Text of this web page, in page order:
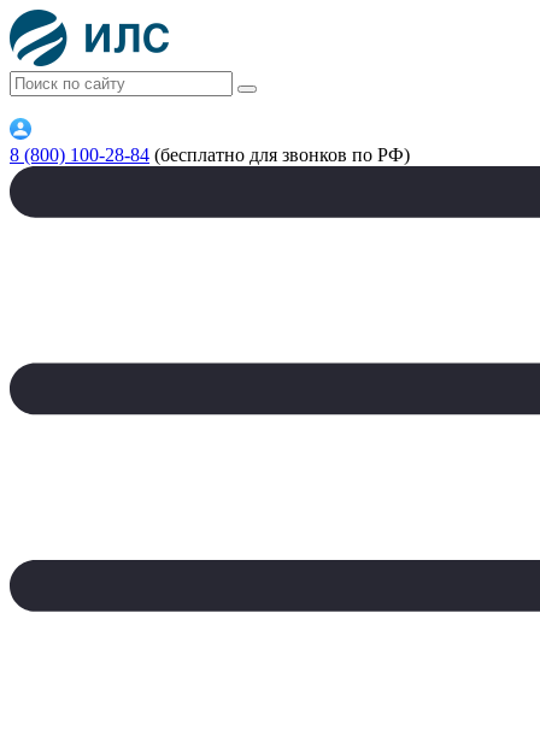
8 (800) 100-28-84 (бесплатно для звонков по РФ)